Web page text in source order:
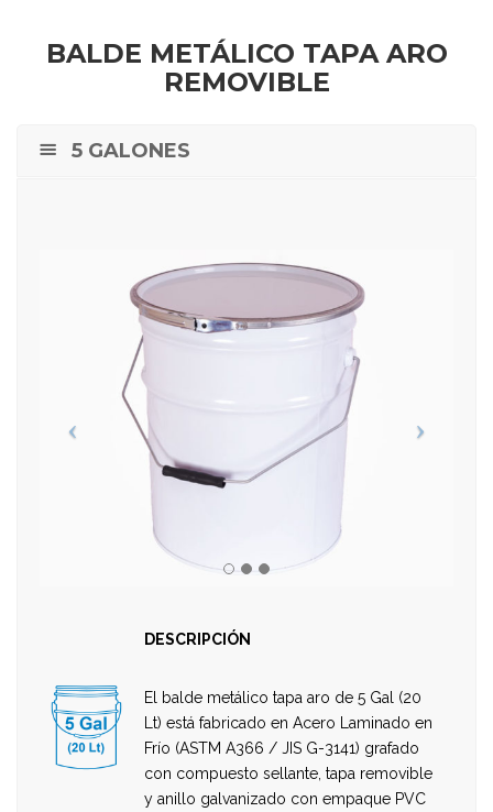
BALDE METÁLICO TAPA ARO
REMOVIBLE
5 GALONES
DESCRIPCIÓN
El balde metálico tapa aro de 5 Gal (20
Lt) está fabricado en Acero Laminado en
Frío (ASTM A366 / JIS G-3141) grafado
con compuesto sellante, tapa removible
y anillo galvanizado con empaque PVC